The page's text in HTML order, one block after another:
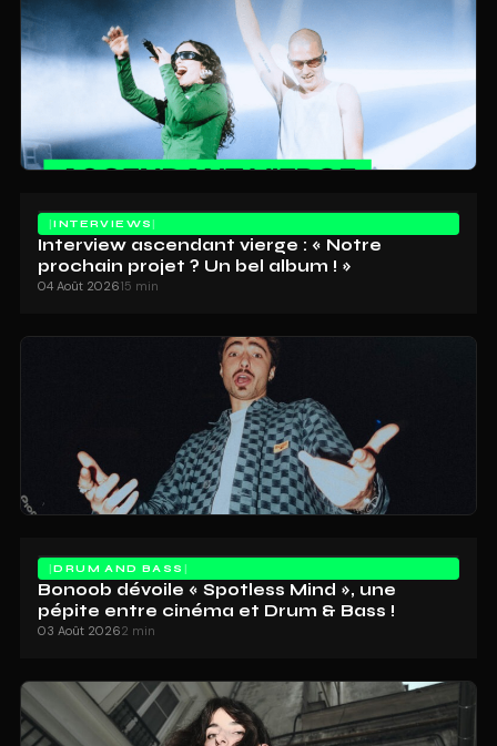
INTERVIEWS
Interview ascendant vierge : « Notre
prochain projet ? Un bel album ! »
04 Août 202615 min
DRUM AND BASS
Bonoob dévoile « Spotless Mind », une
pépite entre cinéma et Drum & Bass !
03 Août 20262 min